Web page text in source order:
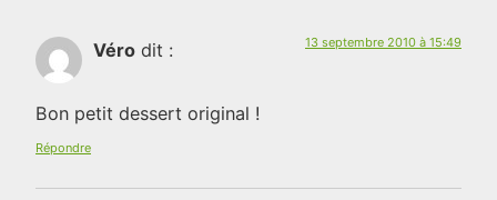
Véro dit : 13 septembre 2010 à 15:49
Bon petit dessert original !
Répondre